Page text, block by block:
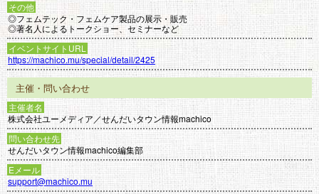
その他
◎フェムテック・フェムケア製品の展示・販売
◎著名人によるトークショー、セミナーなど
イベントサイトURL
https://machico.mu/special/detail/2425
主催・問い合わせ
主催者名
株式会社ユーメディア／せんだいタウン情報machico
問い合わせ先
せんだいタウン情報machico編集部
Eメール
support@machico.mu